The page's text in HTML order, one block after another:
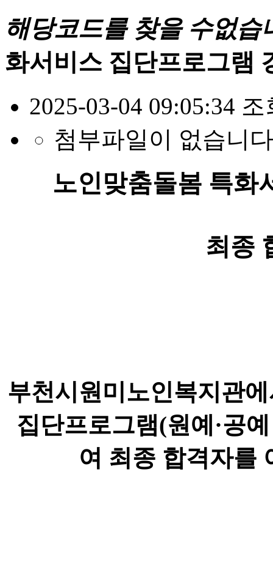
해당코드를 찾을 수없습
화서비스 집단프로그램
2025-03-04 09:05:34 조
첨부파일이 없습니
노인맞춤돌봄 특화
최종
부천시원미노인복지관
집단프로그램(원예·공
여 최종 합격자를